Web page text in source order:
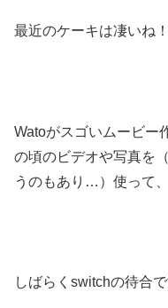
最近のケーキは凄いね！
Watoがスゴいムービー
の頃のビデオや写真を
うのもあり…）使って
しばらくswitchの待合